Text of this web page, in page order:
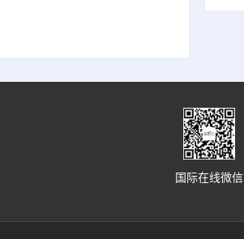
国际在线微信